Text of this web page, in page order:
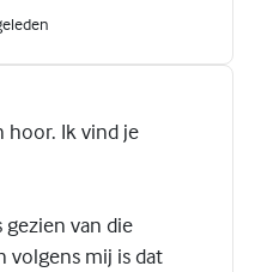
hoor. Ik vind je
gezien van die
volgens mij is dat